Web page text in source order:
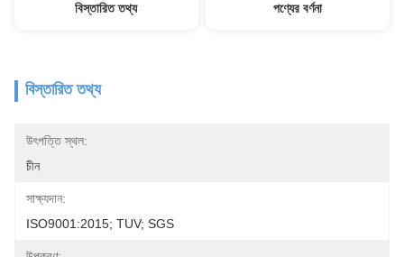
বিস্তারিত তথ্য পণ্যের বর্ণনা
বিস্তারিত তথ্য
উৎপত্তি স্থল:
চীন
সাক্ষ্যদান:
ISO9001:2015; TUV; SGS